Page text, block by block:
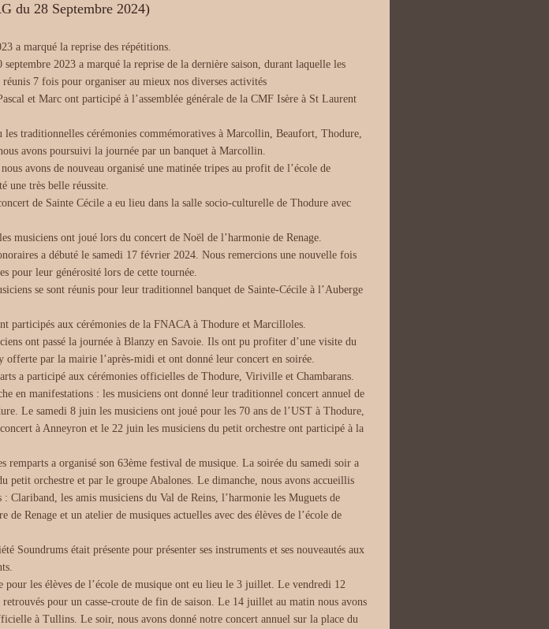
du 28 Septembre 2024)
a marqué la reprise des répétitions.
septembre 2023 a marqué la reprise de la dernière saison, durant laquelle les
réunis 7 fois pour organiser au mieux nos diverses activités
et Marc ont participé à l’assemblée générale de la CMF Isère à St Laurent
les traditionnelles cérémonies commémoratives à Marcollin, Beaufort, Thodure,
avons poursuivi la journée par un banquet à Marcollin.
avons de nouveau organisé une matinée tripes au profit de l’école de
une très belle réussite.
de Sainte Cécile a eu lieu dans la salle socio-culturelle de Thodure avec
musiciens ont joué lors du concert de Noël de l’harmonie de Renage.
a débuté le samedi 17 février 2024. Nous remercions une nouvelle fois
pour leur générosité lors de cette tournée.
se sont réunis pour leur traditionnel banquet de Sainte-Cécile à l’Auberge
participés aux cérémonies de la FNACA à Thodure et Marcilloles.
ont passé la journée à Blanzy en Savoie. Ils ont pu profiter d’une visite du
offerte par la mairie l’après-midi et ont donné leur concert en soirée.
a participé aux cérémonies officielles de Thodure, Viriville et Chambarans.
en manifestations : les musiciens ont donné leur traditionnel concert annuel de
Le samedi 8 juin les musiciens ont joué pour les 70 ans de l’UST à Thodure,
à Anneyron et le 22 juin les musiciens du petit orchestre ont participé à la
remparts a organisé son 63ème festival de musique. La soirée du samedi soir a
petit orchestre et par le groupe Abalones. Le dimanche, nous avons accueillis
: Clariband, les amis musiciens du Val de Reins, l’harmonie les Muguets de
de Renage et un atelier de musiques actuelles avec des élèves de l’école de
Soundrums était présente pour présenter ses instruments et ses nouveautés aux
pour les élèves de l’école de musique ont eu lieu le 3 juillet. Le vendredi 12
pour un casse-croute de fin de saison. Le 14 juillet au matin nous avons
à Tullins. Le soir, nous avons donné notre concert annuel sur la place du